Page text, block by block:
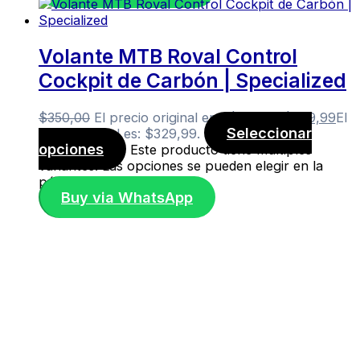
Volante MTB Roval Control
Cockpit de Carbón | Specialized
$350,00 El precio original era: $350,00.$329,99El
precio actual es: $329,99.
Seleccionar
opciones
Este producto tiene múltiples
variantes. Las opciones se pueden elegir en la
página de producto
Buy via WhatsApp